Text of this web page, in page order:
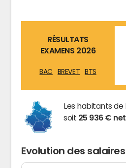
RÉSULTATS
EXAMENS 2026
BAC BREVET BTS
Les habitants
soit 25 936 €
Evolution des